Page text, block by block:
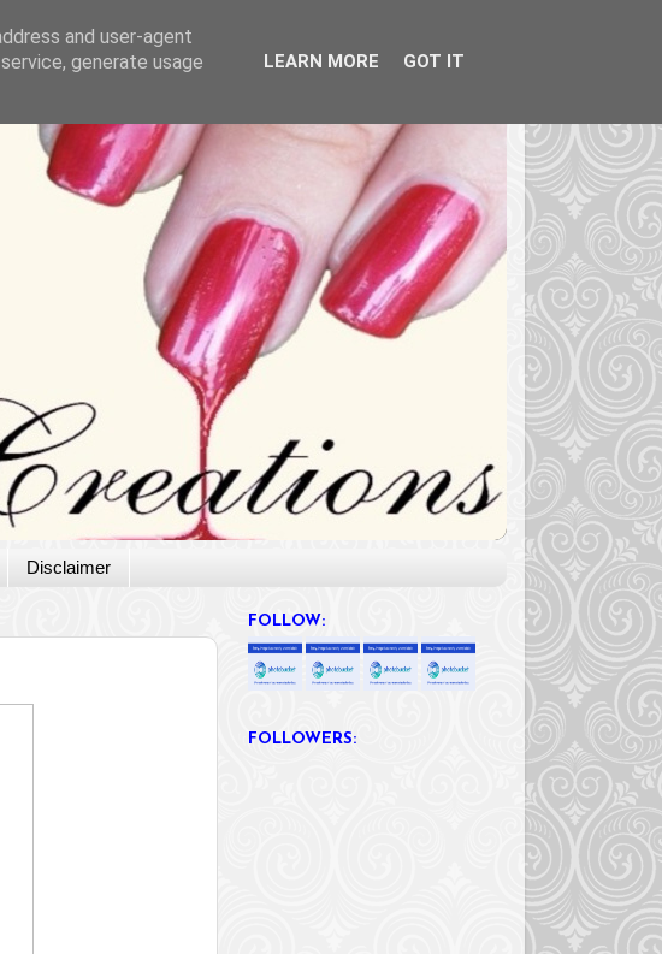
Disclaimer
FOLLOW:
FOLLOWERS:
and user-agent
generate usage
LEARN MORE GOT IT